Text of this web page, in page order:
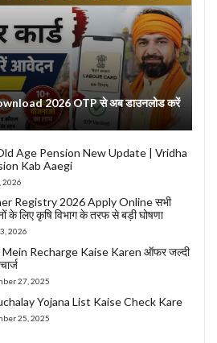
2026 OTP से अब डाउनलोड करें
Age Pension New Update | Vridha
Kab Aaegi
2026
Registry 2026 Apply Online सभी
के लिए कृषि विभाग के तरफ से बड़ी घोषणा
2026
Mein Recharge Kaise Karen ऑफर जल्दी
27, 2025
Yojana List Kaise Check Kare
25, 2025